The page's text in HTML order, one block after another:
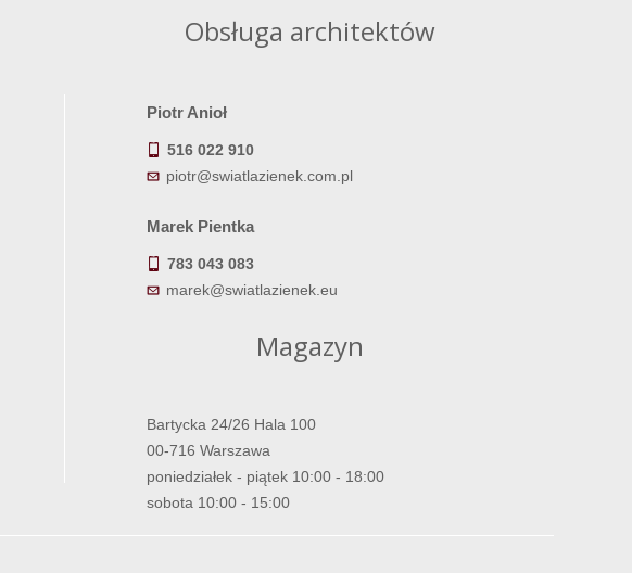
Obsługa architektów
Piotr Anioł
516 022 910
piotr@swiatlazienek.com.pl
Marek Pientka
783 043 083
marek@swiatlazienek.eu
Magazyn
Bartycka 24/26 Hala 100
00-716 Warszawa
poniedziałek - piątek 10:00 - 18:00
sobota 10:00 - 15:00